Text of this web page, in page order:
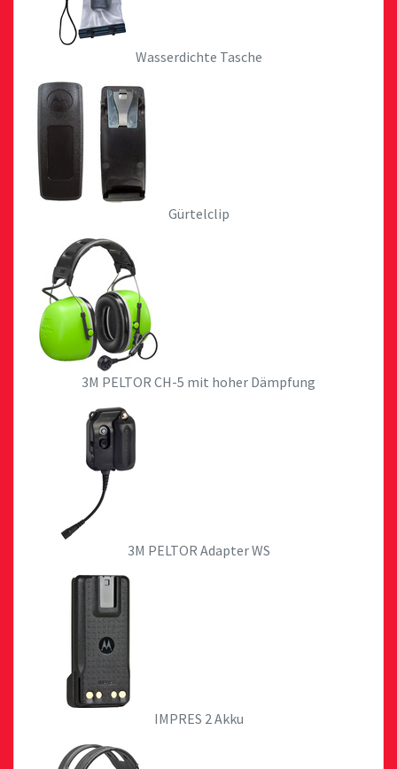
Wasserdichte Tasche
Gürtelclip
3M PELTOR CH-5 mit hoher Dämpfung
3M PELTOR Adapter WS
IMPRES 2 Akku